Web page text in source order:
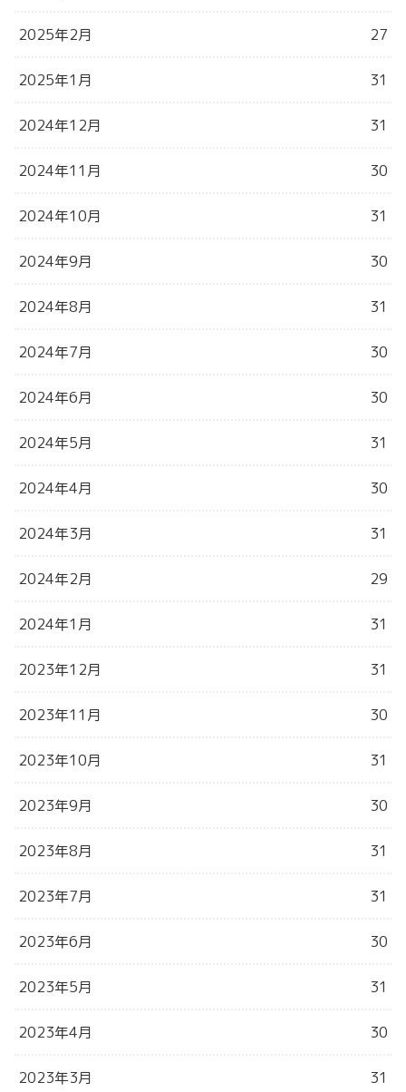
2025年2月 27
2025年1月 31
2024年12月 31
2024年11月 30
2024年10月 31
2024年9月 30
2024年8月 31
2024年7月 30
2024年6月 30
2024年5月 31
2024年4月 30
2024年3月 31
2024年2月 29
2024年1月 31
2023年12月 31
2023年11月 30
2023年10月 31
2023年9月 30
2023年8月 31
2023年7月 31
2023年6月 30
2023年5月 31
2023年4月 30
2023年3月 31